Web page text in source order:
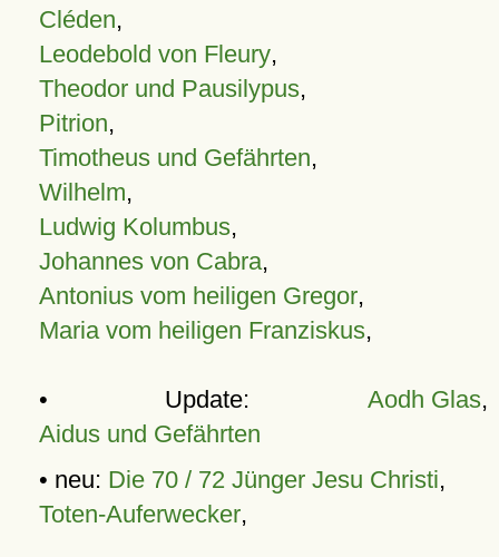
Cléden,
Leodebold von Fleury,
Theodor und Pausilypus,
Pitrion,
Timotheus und Gefährten,
Wilhelm,
Ludwig Kolumbus,
Johannes von Cabra,
Antonius vom heiligen Gregor,
Maria vom heiligen Franziskus,
• Update: Aodh Glas,
Aidus und Gefährten
• neu: Die 70 / 72 Jünger Jesu Christi,
Toten-Auferwecker,